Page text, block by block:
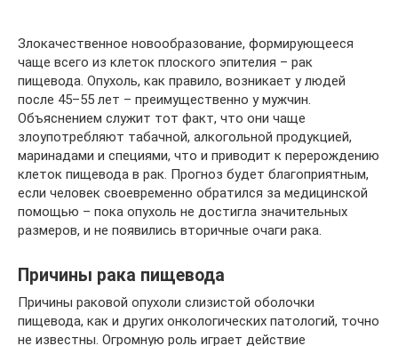
Злокачественное новообразование, формирующееся
чаще всего из клеток плоского эпителия – рак
пищевода. Опухоль, как правило, возникает у людей
после 45–55 лет – преимущественно у мужчин.
Объяснением служит тот факт, что они чаще
злоупотребляют табачной, алкогольной продукцией,
маринадами и специями, что и приводит к перерождению
клеток пищевода в рак. Прогноз будет благоприятным,
если человек своевременно обратился за медицинской
помощью – пока опухоль не достигла значительных
размеров, и не появились вторичные очаги рака.
Причины рака пищевода
Причины раковой опухоли слизистой оболочки
пищевода, как и других онкологических патологий, точно
не известны. Огромную роль играет действие